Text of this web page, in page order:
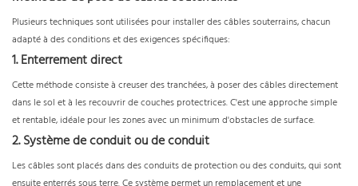
Plusieurs techniques sont utilisées pour installer des câbles souterrains, chacun
adapté à des conditions et des exigences spécifiques:
1. Enterrement direct
Cette méthode consiste à creuser des tranchées, à poser des câbles directement
dans le sol et à les recouvrir de couches protectrices. C'est une approche simple
et rentable, idéale pour les zones avec un minimum d'obstacles de surface.
2. Système de conduit ou de conduit
Les câbles sont placés dans des conduits de protection ou des conduits, qui sont